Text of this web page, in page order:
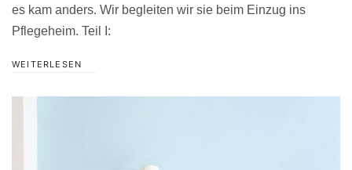
es kam anders. Wir begleiten wir sie beim Einzug ins
Pflegeheim. Teil I:
WEITERLESEN